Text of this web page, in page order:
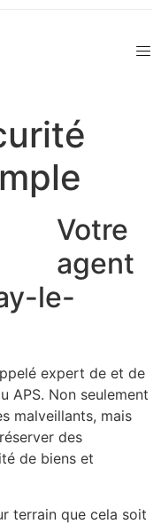
Votre
agent
le-
expert de et de
APS. Non seulement
malveillants, mais
des
de biens et
terrain que cela soit